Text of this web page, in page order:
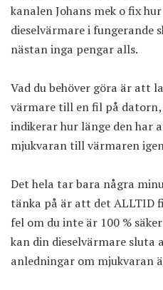
kanalenJohans mek o fix
dieselvärmare i fungerande
nästan inga pengar alls.
Vad du behöver göra är att
värmare till en fil på datorn,
indikerar hur länge den har
mjukvaran till värmaren
Det hela tar bara några
tänka på är att det ALLTID
fel om du inte är 100 %
kan din dieselvärmare sluta
anledningar om mjukvaran